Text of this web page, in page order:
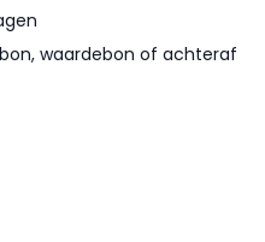
waardebon of achteraf